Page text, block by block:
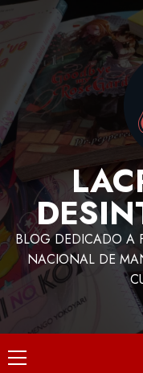
BLOG DEDICADO A
NACIONAL DE